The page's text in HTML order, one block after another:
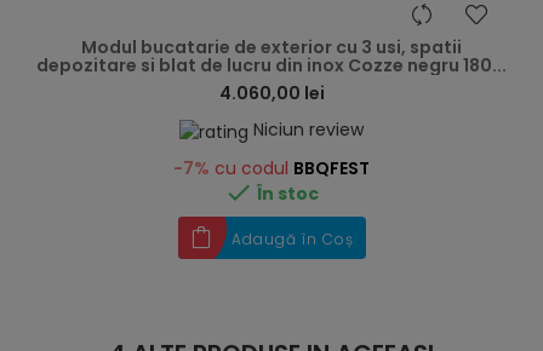
Modul bucatarie de exterior cu 3 usi, spatii
depozitare si blat de lucru din inox Cozze negru 180...
4.060,00 lei
Niciun review
-7% cu codul BBQFEST
 În stoc
Adaugă în Coș